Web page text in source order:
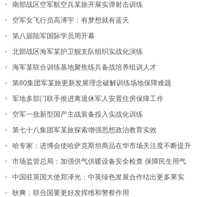
南部战区空军航空兵某旅开展实弹射击训练
空军女飞行员高溥宇：有梦想就有蓝天
第八届陆军国际学员周开幕
北部战区海军某护卫舰支队组织实战化演练
海军某联合训练基地聚焦练兵备战培养组训人才
第80集团军某旅更新发展理念破解训练场地保障难题
军地多部门联手推进离退休军人安置住房保障工作
空军一批新型国产主战装备投入实战化训练
第七十八集团军某旅探索增强思想政治教育实效
哈专家：进博会使哈萨克斯坦商品在华市场关注度不断提升
市场监管总局：加强供气供暖设备安全检查 保障民生用气
中国驻英国大使郑泽光：中英绿色发展合作结出更多果实
耿爽：联合国要更好发挥维和警察作用